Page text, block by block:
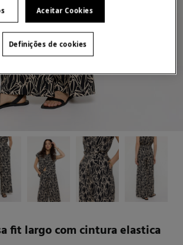
fit largo com cintura elastica
Aceitar Cookies
Definições de cookies